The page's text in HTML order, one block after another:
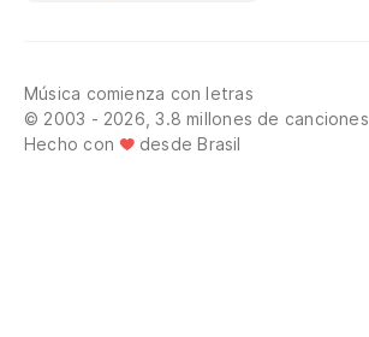
Música comienza con letras
© 2003 - 2026, 3.8 millones de canciones
Hecho con
desde Brasil